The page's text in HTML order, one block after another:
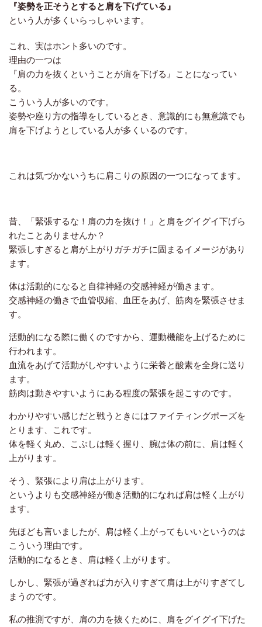
『姿勢を正そうとすると肩を下げている』
という人が多くいらっしゃいます。
これ、実はホント多いのです。
理由の一つは
『肩の力を抜くということが肩を下げる』ことになってい
る。
こういう人が多いのです。
姿勢や座り方の指導をしているとき、 意識的にも無意識でも
肩を下げようとしている人が多くいるのです。
これは気づかないうちに肩こりの原因の一つになってます。
昔、「緊張するな！肩の力を抜け！」と肩をグイグイ下げら
れたことありませんか？
緊張しすぎると肩が上がりガチガチに固まるイメージがあり
ます。
体は活動的になると自律神経の交感神経が働きます。
交感神経の働きで血管収縮、血圧をあげ、筋肉を緊張させま
す。
活動的になる際に働くのですから、運動機能を上げるために
行われます。
血流をあげて活動がしやすいように栄養と酸素を全身に送り
ます。
筋肉は動きやすいようにある程度の緊張を起こすのです。
わかりやすい感じだと戦うときにはファイティングポーズを
とります、これです。
体を軽く丸め、こぶしは軽く握り、腕は体の前に、肩は軽く
上がります。
そう、緊張により肩は上がります。
というよりも交感神経が働き活動的になれば肩は軽く上がり
ます。
先ほども言いましたが、肩は軽く上がってもいいというのは
こういう理由です。
活動的になるとき、肩は軽く上がります。
しかし、緊張が過ぎれば力が入りすぎて肩は上がりすぎてし
まうのです。
私の推測ですが、肩の力を抜くために、肩をグイグイ下げた